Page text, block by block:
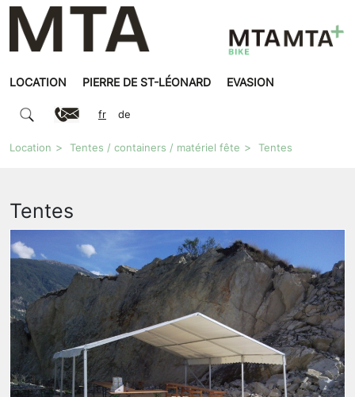
LOCATION PIERRE DE ST-LÉONARD EVASION
fr de
Location Tentes / containers / matériel fête Tentes
Tentes